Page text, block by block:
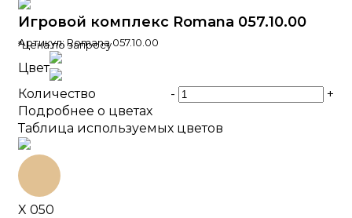
Игровой комплекс Romana 057.10.00
Артикул: Romana 057.10.00
*Цена по запросу
Цвет
Количество
-
+
Подробнее о цветах
Таблица используемых цветов
X 050